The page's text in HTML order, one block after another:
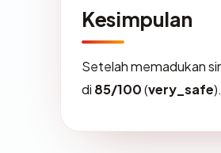
Kesimpulan
Setelah memadukan
di 85/100(very_safe).